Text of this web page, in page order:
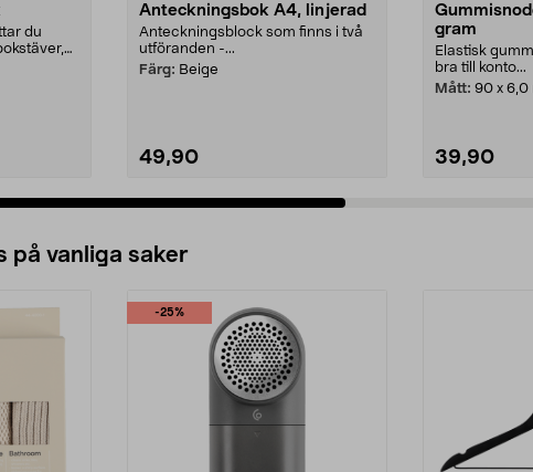
du
Anteckningsbok A4, linjerad
Anteckningsblock som finns i två
utföranden -...
Färg: Beige
49,90
gram
Elastisk
bra till konto...
Mått: 90 x 6,0
39,90
på vanliga saker
-25%